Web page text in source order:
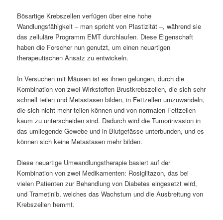
Bösartige Krebszellen verfügen über eine hohe
Wandlungsfähigkeit – man spricht von Plastizität –, während sie
das zelluläre Programm EMT durchlaufen. Diese Eigenschaft
haben die Forscher nun genutzt, um einen neuartigen
therapeutischen Ansatz zu entwickeln.
In Versuchen mit Mäusen ist es ihnen gelungen, durch die
Kombination von zwei Wirkstoffen Brustkrebszellen, die sich sehr
schnell teilen und Metastasen bilden, in Fettzellen umzuwandeln,
die sich nicht mehr teilen können und von normalen Fettzellen
kaum zu unterscheiden sind. Dadurch wird die Tumorinvasion in
das umliegende Gewebe und in Blutgefässe unterbunden, und es
können sich keine Metastasen mehr bilden.
Diese neuartige Umwandlungstherapie basiert auf der
Kombination von zwei Medikamenten: Rosiglitazon, das bei
vielen Patienten zur Behandlung von Diabetes eingesetzt wird,
und Trametinib, welches das Wachstum und die Ausbreitung von
Krebszellen hemmt.